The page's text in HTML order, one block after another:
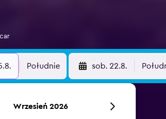
Południe sob. 22.8.
Wrzesień 2026